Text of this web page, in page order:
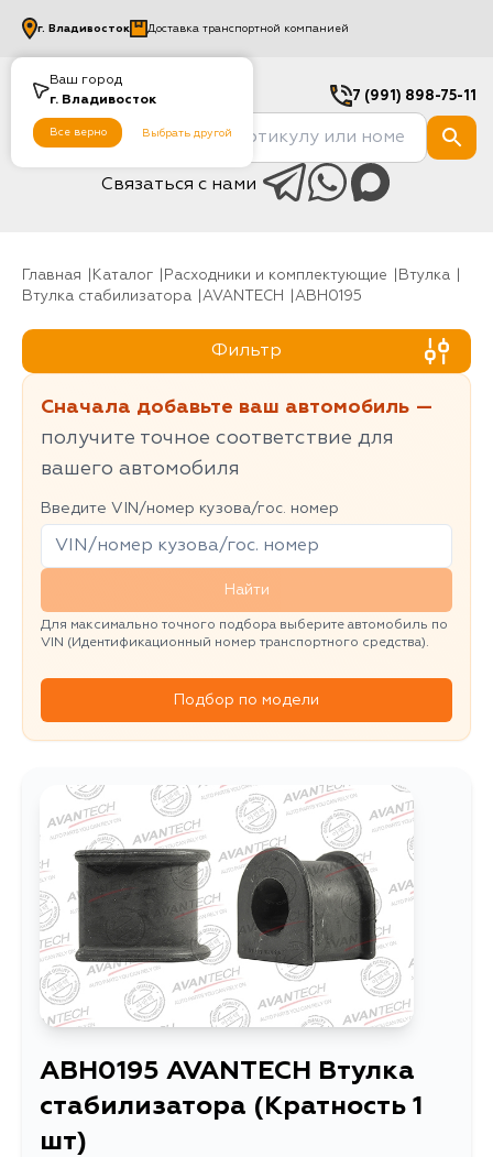
Ваш город
г. Владивосток
Все верно Выбрать другой
г. Владивосток Доставка транспортной компанией
7 (991) 898-75-11
Связаться с нами
Главная Каталог Расходники и комплектующие
Втулка
Втулка стабилизатора
AVANTECH ABH0195
Фильтр
Сначала добавьте ваш автомобиль —
получите точное соответствие для
вашего автомобиля
Введите VIN/номер кузова/гос. номер
Найти
Для максимально точного подбора выберите автомобиль по
VIN (Идентификационный номер транспортного средства).
Подбор по модели
ABH0195 AVANTECH Втулка
стабилизатора (Кратность 1
шт)